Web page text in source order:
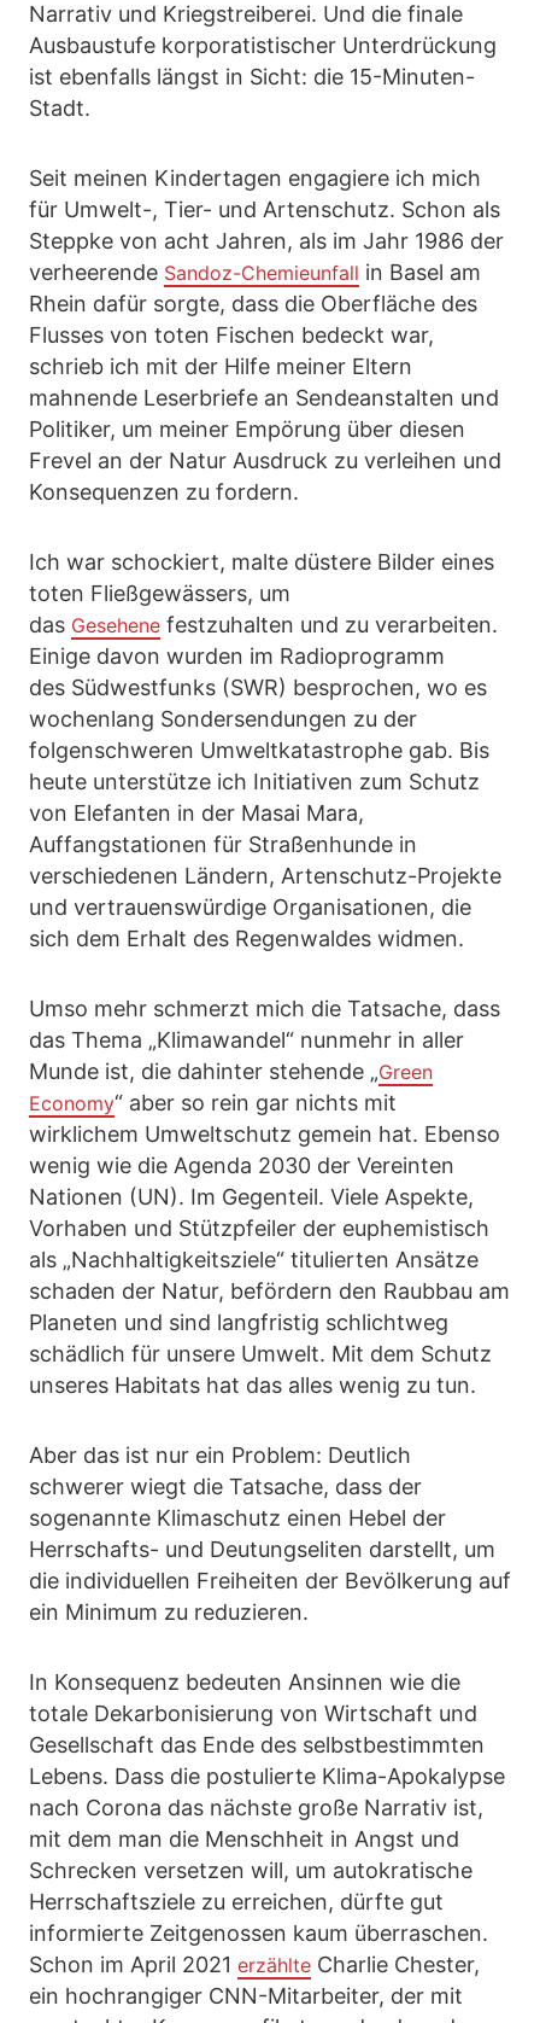
Narrativ und Kriegstreiberei. Und die finale
Ausbaustufe korporatistischer Unterdrückung
ist ebenfalls längst in Sicht: die 15-Minuten-
Stadt.
Seit meinen Kindertagen engagiere ich mich
für Umwelt-, Tier- und Artenschutz. Schon als
Steppke von acht Jahren, als im Jahr 1986 der
verheerende Sandoz-Chemieunfall in Basel am
Rhein dafür sorgte, dass die Oberfläche des
Flusses von toten Fischen bedeckt war,
schrieb ich mit der Hilfe meiner Eltern
mahnende Leserbriefe an Sendeanstalten und
Politiker, um meiner Empörung über diesen
Frevel an der Natur Ausdruck zu verleihen und
Konsequenzen zu fordern.
Ich war schockiert, malte düstere Bilder eines
toten Fließgewässers, um
das Gesehene festzuhalten und zu verarbeiten.
Einige davon wurden im Radioprogramm
des Südwestfunks (SWR) besprochen, wo es
wochenlang Sondersendungen zu der
folgenschweren Umweltkatastrophe gab. Bis
heute unterstütze ich Initiativen zum Schutz
von Elefanten in der Masai Mara,
Auffangstationen für Straßenhunde in
verschiedenen Ländern, Artenschutz-Projekte
und vertrauenswürdige Organisationen, die
sich dem Erhalt des Regenwaldes widmen.
Umso mehr schmerzt mich die Tatsache, dass
das Thema „Klimawandel“ nunmehr in aller
Munde ist, die dahinter stehende „Green
Economy“ aber so rein gar nichts mit
wirklichem Umweltschutz gemein hat. Ebenso
wenig wie die Agenda 2030 der Vereinten
Nationen (UN). Im Gegenteil. Viele Aspekte,
Vorhaben und Stützpfeiler der euphemistisch
als „Nachhaltigkeitsziele“ titulierten Ansätze
schaden der Natur, befördern den Raubbau am
Planeten und sind langfristig schlichtweg
schädlich für unsere Umwelt. Mit dem Schutz
unseres Habitats hat das alles wenig zu tun.
Aber das ist nur ein Problem: Deutlich
schwerer wiegt die Tatsache, dass der
sogenannte Klimaschutz einen Hebel der
Herrschafts- und Deutungseliten darstellt, um
die individuellen Freiheiten der Bevölkerung auf
ein Minimum zu reduzieren.
In Konsequenz bedeuten Ansinnen wie die
totale Dekarbonisierung von Wirtschaft und
Gesellschaft das Ende des selbstbestimmten
Lebens. Dass die postulierte Klima-Apokalypse
nach Corona das nächste große Narrativ ist,
mit dem man die Menschheit in Angst und
Schrecken versetzen will, um autokratische
Herrschaftsziele zu erreichen, dürfte gut
informierte Zeitgenossen kaum überraschen.
Schon im April 2021 erzählte Charlie Chester,
ein hochrangiger CNN-Mitarbeiter, der mit